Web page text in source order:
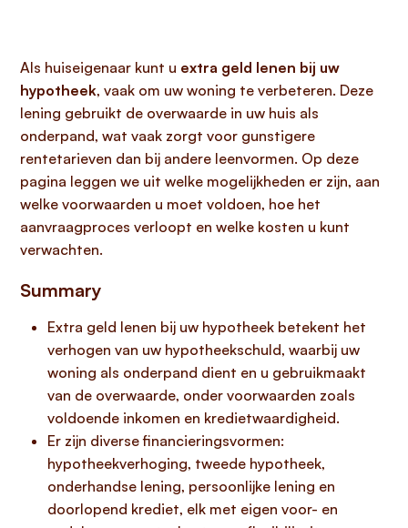
Als huiseigenaar kunt u extra geld lenen bij uw
hypotheek, vaak om uw woning te verbeteren. Deze
lening gebruikt de overwaarde in uw huis als
onderpand, wat vaak zorgt voor gunstigere
rentetarieven dan bij andere leenvormen. Op deze
pagina leggen we uit welke mogelijkheden er zijn, aan
welke voorwaarden u moet voldoen, hoe het
aanvraagproces verloopt en welke kosten u kunt
verwachten.
Summary
Extra geld lenen bij uw hypotheek betekent het
verhogen van uw hypotheekschuld, waarbij uw
woning als onderpand dient en u gebruikmaakt
van de overwaarde, onder voorwaarden zoals
voldoende inkomen en kredietwaardigheid.
Er zijn diverse financieringsvormen:
hypotheekverhoging, tweede hypotheek,
onderhandse lening, persoonlijke lening en
doorlopend krediet, elk met eigen voor- en